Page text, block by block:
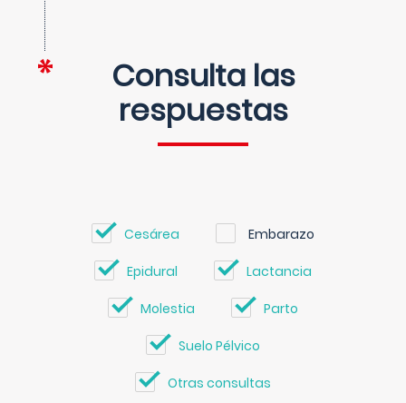
Consulta las
respuestas
Cesárea Embarazo
Epidural Lactancia
Molestia Parto
Suelo Pélvico
Otras consultas